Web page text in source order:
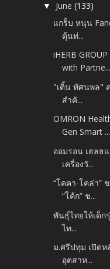
▼ June(133)
แกร็บ หนุน
ตุ้นท่...
iHERB
with Partne...
"เติ้น ทัศนพล"
สำคั...
OMRON
Gen Smart ...
ออมรอน เฮลธ
เครื่องวั...
“โคคา-โคล่า”
“โค้ก” ช...
พันธุ์ไทยให้เด็ก
ไท...
ม.ศรีปทุม เปิด
อุตสาห...